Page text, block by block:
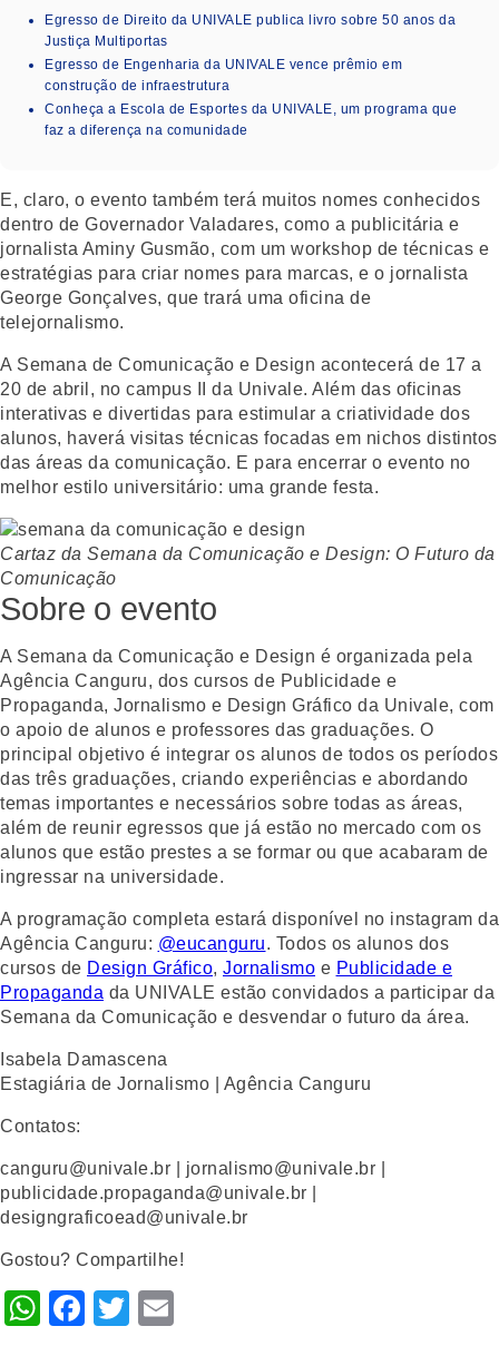
Egresso de Direito da UNIVALE publica livro sobre 50 anos da
Justiça Multiportas
Egresso de Engenharia da UNIVALE vence prêmio em
construção de infraestrutura
Conheça a Escola de Esportes da UNIVALE, um programa que
faz a diferença na comunidade
E, claro, o evento também terá muitos nomes conhecidos
dentro de Governador Valadares, como a publicitária e
jornalista Aminy Gusmão, com um workshop de técnicas e
estratégias para criar nomes para marcas, e o jornalista
George Gonçalves, que trará uma oficina de
telejornalismo.
A Semana de Comunicação e Design acontecerá de 17 a
20 de abril, no campus II da Univale. Além das oficinas
interativas e divertidas para estimular a criatividade dos
alunos, haverá visitas técnicas focadas em nichos distintos
das áreas da comunicação. E para encerrar o evento no
melhor estilo universitário: uma grande festa.
Cartaz da Semana da Comunicação e Design: O Futuro da
Comunicação
Sobre o evento
A Semana da Comunicação e Design é organizada pela
Agência Canguru, dos cursos de Publicidade e
Propaganda, Jornalismo e Design Gráfico da Univale, com
o apoio de alunos e professores das graduações. O
principal objetivo é integrar os alunos de todos os períodos
das três graduações, criando experiências e abordando
temas importantes e necessários sobre todas as áreas,
além de reunir egressos que já estão no mercado com os
alunos que estão prestes a se formar ou que acabaram de
ingressar na universidade.
A programação completa estará disponível no instagram da
Agência Canguru: @eucanguru. Todos os alunos dos
cursos de Design Gráfico, Jornalismo e Publicidade e
Propaganda da UNIVALE estão convidados a participar da
Semana da Comunicação e desvendar o futuro da área.
Isabela Damascena
Estagiária de Jornalismo | Agência Canguru
Contatos:
canguru@univale.br | jornalismo@univale.br |
publicidade.propaganda@univale.br |
designgraficoead@univale.br
Gostou? Compartilhe!
WhatsApp
Facebook
Twitter